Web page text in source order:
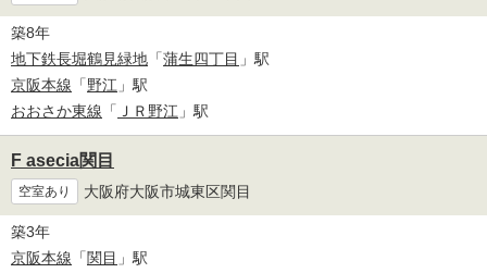
築8年
地下鉄長堀鶴見緑地 「蒲生四丁目 」駅
京阪本線 「野江 」駅
おおさか東線 「 ＪＲ野江 」駅
F asecia関目
空室あり 大阪府大阪市城東区関目
築3年
京阪本線 「関目 」駅